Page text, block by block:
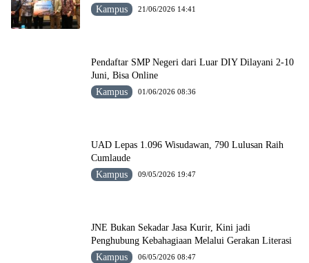
Kampus
21/06/2026 14:41
Pendaftar SMP Negeri dari Luar DIY Dilayani 2-10
Juni, Bisa Online
Kampus
01/06/2026 08:36
UAD Lepas 1.096 Wisudawan, 790 Lulusan Raih
Cumlaude
Kampus
09/05/2026 19:47
JNE Bukan Sekadar Jasa Kurir, Kini jadi
Penghubung Kebahagiaan Melalui Gerakan Literasi
Kampus
06/05/2026 08:47